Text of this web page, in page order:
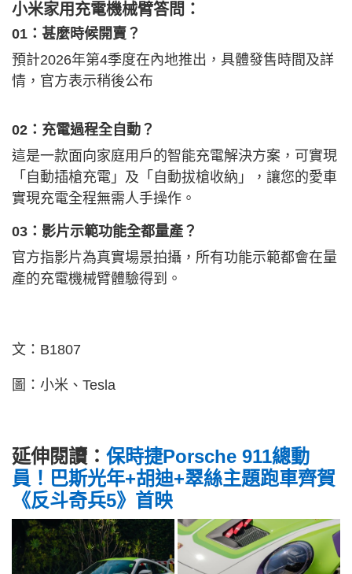
小米家用充電機械臂答問：
01：甚麼時候開賣？
預計2026年第4季度在內地推出，具體發售時間及詳
情，官方表示稍後公布
02：充電過程全自動？
這是一款面向家庭用戶的智能充電解決方案，可實現
「自動插槍充電」及「自動拔槍收納」，讓您的愛車
實現充電全程無需人手操作。
03：影片示範功能全都量產？
官方指影片為真實場景拍攝，所有功能示範都會在量
產的充電機械臂體驗得到。
文：B1807
圖：小米、Tesla
延伸閱讀： 保時捷Porsche 911總動
員！巴斯光年+胡迪+翠絲主題跑車齊賀
《反斗奇兵5》首映